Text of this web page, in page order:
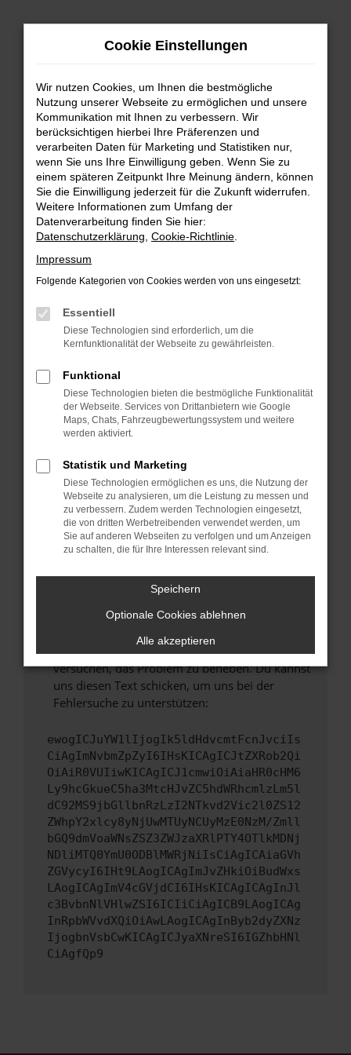
Zum
FEHLER: NETWORK ERROR
Beim Laden ist ein Fehler aufgetreten.
Hier sind ein paar Tipps, die dir helfen können:
Überprüfe deine Firewall und deine
Internetverbindung.
Laden andere Webseiten, zum Beispiel deine
Manche Erweiterungen, wie Werbeblocker,
verhindern. Funktioniert die Seite in einem
anderen Browser oder in einem privaten
Fenster?
Starte dein Gerät neu.
Probleme zu beheben.
Stelle sicher, dass dein Browser und dein
Betriebssystem auf dem neuesten Stand
sind.
Veraltete Software birgt nicht nur ein
Sicherheitsrisiko, sondern kann auch dazu
führen, dass bestimmte Funktionen nicht mehr
unterstützt werden.
Wende dich an den Webseitenbetreiber.
Wenn du alle oben genannten Schritte versucht
hast, kontaktiere uns bitte. Wir werden
versuchen, das Problem zu beheben. Du kannst
uns diesen Text schicken, um uns bei der
Fehlersuche zu unterstützen:
ewogICJuYW1lIjogIk5ldHdvcmtFcnJvciIs
CiAgImNvbmZpZyI6IHsKICAgICJtZXRob2Qi
OiAiR0VUIiwKICAgICJ1cmwiOiAiaHR0cHM6
Ly9hcGkueC5ha3MtcHJvZC5hdWRhcmlzLm5l
dC92MS9jbGllbnRzLzI2NTkvd2Vic2l0ZS12
ZWhpY2xlcy8yNjUwMTUyNCUyMzE0NzM/Zmll
bGQ9dmVoaWNsZSZ3ZWJzaXRlPTY4OTlkMDNj
NDliMTQ0YmU0ODBlMWRjNiIsCiAgICAiaGVh
ZGVycyI6IHt9LAogICAgImJvZHkiOiBudWxs
LAogICAgImV4cGVjdCI6IHsKICAgICAgInJl
c3BvbnNlVHlwZSI6ICIiCiAgICB9LAogICAg
InRpbWVvdXQiOiAwLAogICAgInByb2dyZXNz
IjogbnVsbCwKICAgICJyaXNreSI6IGZhbHNl
CiAgfQp9
Cookie Einstellungen
Wir nutzen Cookies, um Ihnen die bestmögliche
Nutzung unserer Webseite zu ermöglichen und unsere
Kommunikation mit Ihnen zu verbessern. Wir
berücksichtigen hierbei Ihre Präferenzen und
verarbeiten Daten für Marketing und Statistiken nur,
wenn Sie uns Ihre Einwilligung geben. Wenn Sie zu
einem späteren Zeitpunkt Ihre Meinung ändern, können
Sie die Einwilligung jederzeit für die Zukunft widerrufen.
Weitere Informationen zum Umfang der
Datenverarbeitung finden Sie hier:
Datenschutzerklärung Cookie-Richtlinie
Impressum
Folgende Kategorien von Cookies werden von uns eingesetzt:
Essentiell
Diese Technologien sind erforderlich, um die
Kernfunktionalität der Webseite zu gewährleisten.
Funktional
Diese Technologien bieten die bestmögliche Funktionalität
der Webseite. Services von Drittanbietern wie Google
Maps, Chats, Fahrzeugbewertungssystem und weitere
werden aktiviert.
Statistik und Marketing
Diese Technologien ermöglichen es uns, die Nutzung der
Webseite zu analysieren, um die Leistung zu messen und
zu verbessern. Zudem werden Technologien eingesetzt,
die von dritten Werbetreibenden verwendet werden, um
Sie auf anderen Webseiten zu verfolgen und um Anzeigen
zu schalten, die für Ihre Interessen relevant sind.
Speichern
Optionale Cookies ablehnen
Alle akzeptieren